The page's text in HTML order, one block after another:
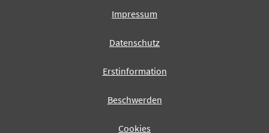
Impressum
Datenschutz
Erstinformation
Beschwerden
Cookies